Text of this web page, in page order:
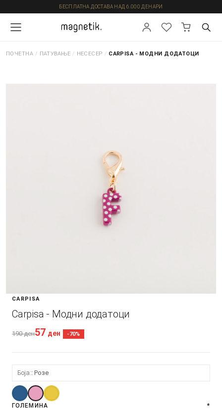
БЕСПЛАТНА ДОСТАВА НАД 6.000 ДЕНАРИ
ПОЧЕТНА / ПАТУВАЊЕ / НЕСЕСЕР / CARPISA - МОДНИ ДОДАТОЦИ
CARPISA
Carpisa - Модни додатоци
190ден57 ден -70%
Боја: Розе
ГОЛЕМИНА *